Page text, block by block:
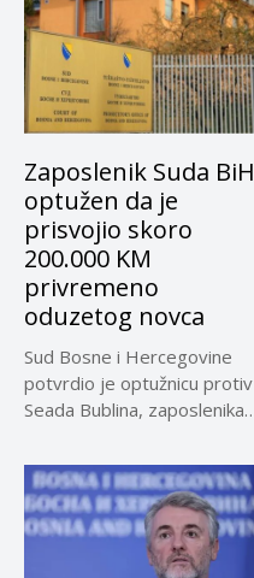
Zaposlenik Suda BiH
optužen da je
prisvojio skoro
200.000 KM
privremeno
oduzetog novca
Sud Bosne i Hercegovine
potvrdio je optužnicu protiv
Seada Bublina, zaposlenika